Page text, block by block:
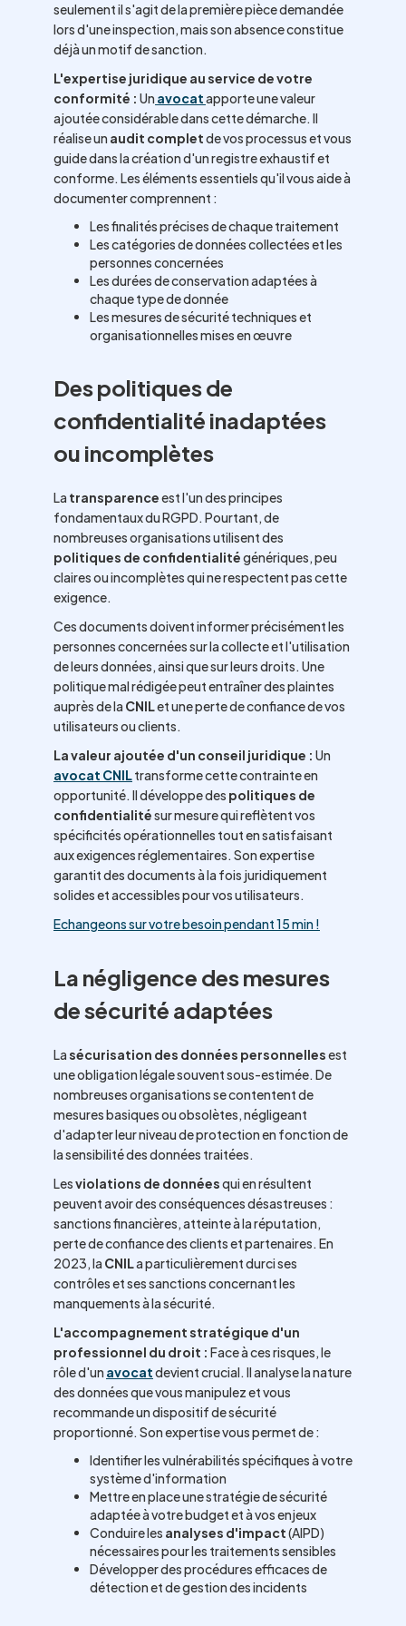
seulement il s'agit de la première pièce demandée
lors d'une inspection, mais son absence constitue
déjà un motif de sanction.
L'expertise juridique au service de votre
conformité : Un avocatapporte une valeur
ajoutée considérable dans cette démarche. Il
réalise un audit completde vos processus et vous
guide dans la création d'un registre exhaustif et
conforme. Les éléments essentiels qu'il vous aide à
documenter comprennent :
Les finalités précises de chaque traitement
Les catégories de données collectées et les
personnes concernées
Les durées de conservation adaptées à
chaque type de donnée
Les mesures de sécurité techniques et
organisationnelles mises en œuvre
Des politiques de
confidentialité inadaptées
ou incomplètes
La transparenceest l'un des principes
fondamentaux du RGPD. Pourtant, de
nombreuses organisations utilisent des
politiques de confidentialitégénériques, peu
claires ou incomplètes qui ne respectent pas cette
exigence.
Ces documents doivent informer précisément les
personnes concernées sur la collecte et l'utilisation
de leurs données, ainsi que sur leurs droits. Une
politique mal rédigée peut entraîner des plaintes
auprès de la CNILet une perte de confiance de vos
utilisateurs ou clients.
La valeur ajoutée d'un conseil juridique : Un
avocat CNILtransforme cette contrainte en
opportunité. Il développe des politiques de
confidentialitésur mesure qui reflètent vos
spécificités opérationnelles tout en satisfaisant
aux exigences réglementaires. Son expertise
garantit des documents à la fois juridiquement
solides et accessibles pour vos utilisateurs.
Echangeons sur votre besoin pendant 15 min !
La négligence des mesures
de sécurité adaptées
Lasécurisation des données personnellesest
une obligation légale souvent sous-estimée. De
nombreuses organisations se contentent de
mesures basiques ou obsolètes, négligeant
d'adapter leur niveau de protection en fonction de
la sensibilité des données traitées.
Lesviolations de donnéesqui en résultent
peuvent avoir des conséquences désastreuses :
sanctions financières, atteinte à la réputation,
perte de confiance des clients et partenaires. En
2023, la CNILa particulièrement durci ses
contrôles et ses sanctions concernant les
manquements à la sécurité.
L'accompagnement stratégique d'un
professionnel du droit : Face à ces risques, le
rôle d'un avocatdevient crucial. Il analyse la nature
des données que vous manipulez et vous
recommande un dispositif de sécurité
proportionné. Son expertise vous permet de :
Identifier les vulnérabilités spécifiques à votre
système d'information
Mettre en place une stratégie de sécurité
adaptée à votre budget et à vos enjeux
Conduire les analyses d'impact(AIPD)
nécessaires pour les traitements sensibles
Développer des procédures efficaces de
détection et de gestion des incidents